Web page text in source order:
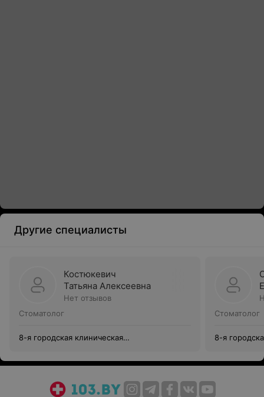
Другие специалисты
Костюкевич
Татьяна Алексеевна
Нет отзывов
Стоматолог
8-я городская клиническая
Стоматолог
8-я